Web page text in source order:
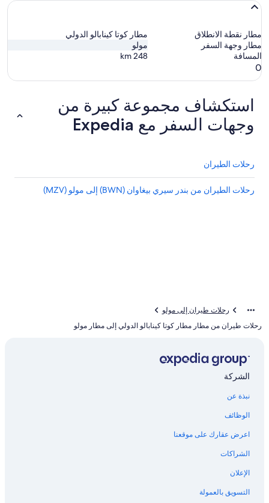
مطار نقطة الانطلاق
مطار كوتا كينابالو الدولي
مطار وجهة السفر
مولو
المسافة
248
km
0
استكشاف مجموعة كبيرة من
وجهات السفر مع Expedia
رحلات الطيران
رحلات الطيران من بندر سيري بيغاوان (BWN) إلى مولو (MZV)
رحلات طيران إلى مولو
رحلات طيران من مطار مطار كوتا كينابالو الدولي إلى مطار مولو
الشركة
نبذة عن
الوظائف
اعرض عقارك على موقعنا
الشراكات
الإعلان
التسويق بالعمولة